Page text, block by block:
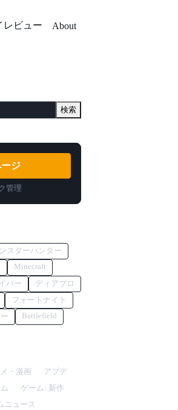
レビュー About
検索
ジ
管理
スターハンター
Minecraft
バー
ディアブロ
フォートナイト
Battlefield
・漫画
アプデ
ゲーム: 新作
ニュース